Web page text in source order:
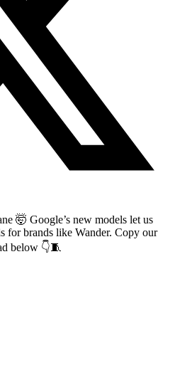
🤯 Google’s new models let us
for brands like Wander. Copy our
below 👇🧵